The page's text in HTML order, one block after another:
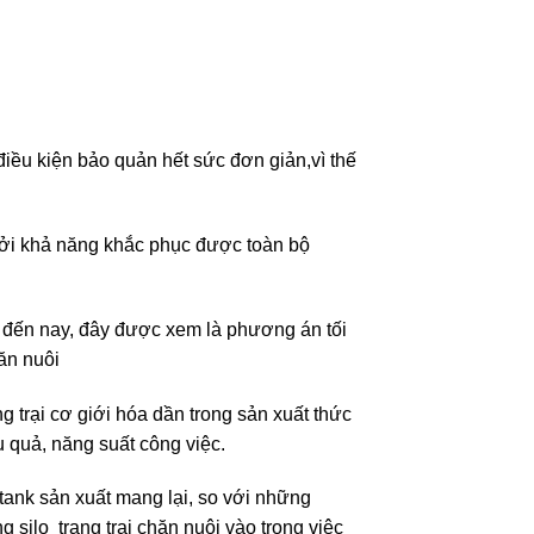
kiện bảo quản hết sức đơn giản,vì thế
khả năng khắc phục được toàn bộ
nay, đây được xem là phương án tối
nuôi
trại cơ giới hóa dần trong sản xuất thức
năng suất công việc.
sản xuất mang lại, so với những
silo trang trại chăn nuôi vào trong việc